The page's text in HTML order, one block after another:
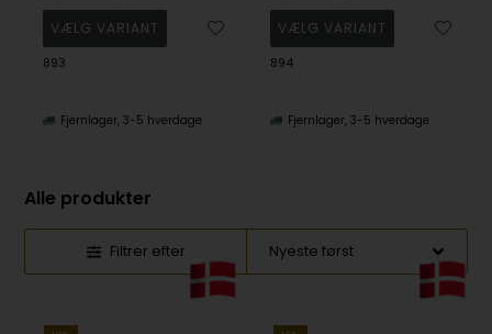
893
Fjernlager, 3-5 hverdage
894
Fjernlager, 3-5 hverdage
Alle produkter
Filtrer efter